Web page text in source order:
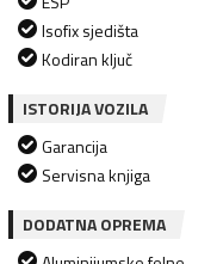
Isofix sjedišta
Kodiran ključ
ISTORIJA VOZILA
Garancija
Servisna knjiga
DODATNA OPREMA